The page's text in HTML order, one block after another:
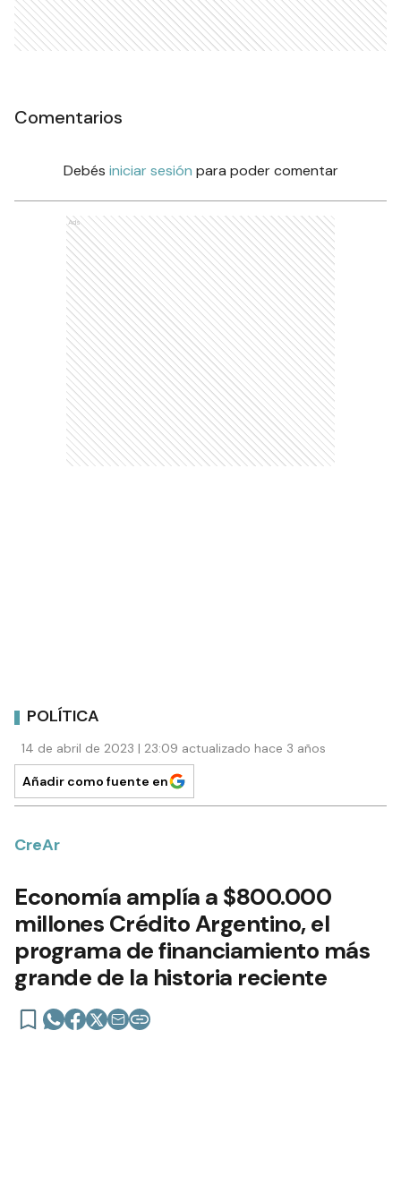
Comentarios
Debés iniciar sesión para poder comentar
Ads
POLÍTICA
14 de abril de 2023 | 23:09 actualizado hace 3 años
Añadir como fuente en
CreAr
Economía amplía a $800.000
millones Crédito Argentino, el
programa de financiamiento más
grande de la historia reciente